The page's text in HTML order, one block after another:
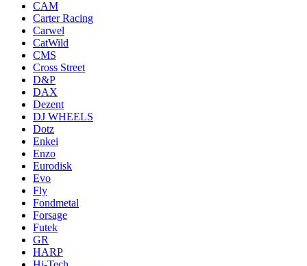
CAM
Carter Racing
Carwel
CatWild
CMS
Cross Street
D&P
DAX
Dezent
DJ WHEELS
Dotz
Enkei
Enzo
Eurodisk
Evo
Fly
Fondmetal
Forsage
Futek
GR
HARP